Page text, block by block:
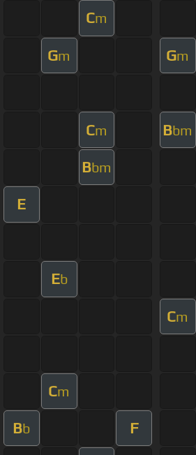
Cm
Gm Gm
Cm Bbm
Bbm
E
Eb
Cm
Cm
Bb F